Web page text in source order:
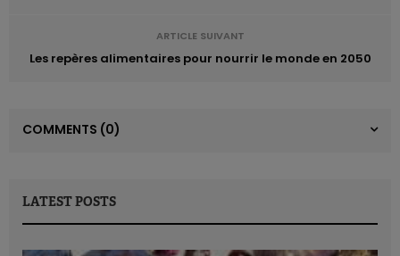
ARTICLE SUIVANT
Les repères alimentaires pour nourrir le monde en 2050
COMMENTS (0)
LATEST POSTS